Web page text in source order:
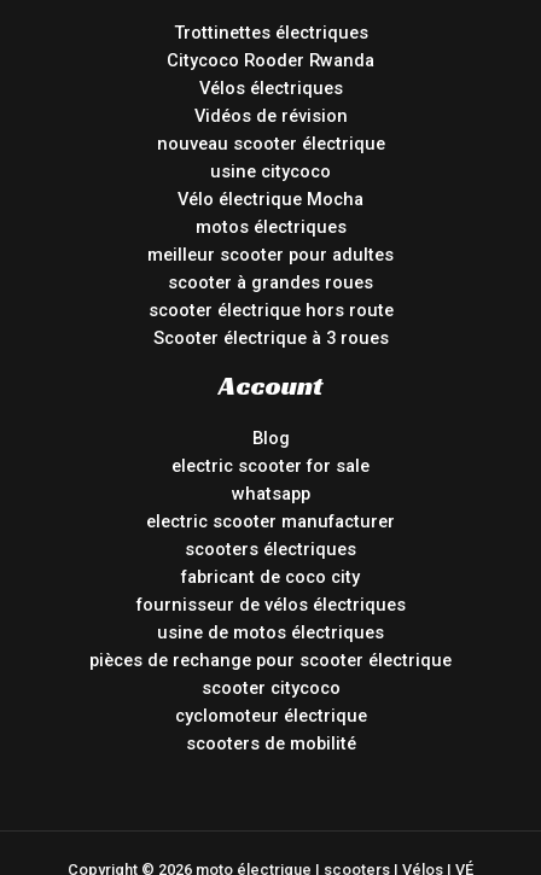
Trottinettes électriques
Citycoco Rooder Rwanda
Vélos électriques
Vidéos de révision
nouveau scooter électrique
usine citycoco
Vélo électrique Mocha
motos électriques
meilleur scooter pour adultes
scooter à grandes roues
scooter électrique hors route
Scooter électrique à 3 roues
Account
Blog
electric scooter for sale
whatsapp
electric scooter manufacturer
scooters électriques
fabricant de coco city
fournisseur de vélos électriques
usine de motos électriques
pièces de rechange pour scooter électrique
scooter citycoco
cyclomoteur électrique
scooters de mobilité
Copyright © 2026 moto électrique | scooters | Vélos | VÉ